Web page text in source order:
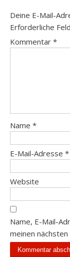
Deine E-Mail-
Erforderliche
Kommentar *
Name *
E-Mail-Adresse *
Website
Name, E-Mail-
meinen